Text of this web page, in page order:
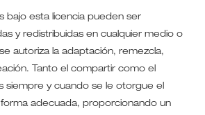
bajo esta licencia pueden ser
y redistribuidas en cualquier medio o
autoriza la adaptación, remezcla,
Tanto el compartir como el
siempre y cuando se le otorgue el
adecuada, proporcionando un